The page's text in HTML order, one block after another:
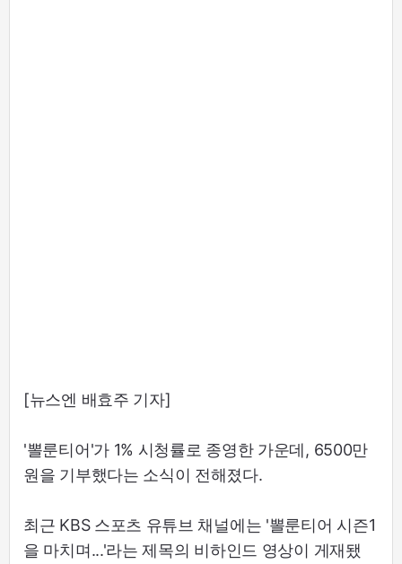
[뉴스엔 배효주 기자]
'뽈룬티어'가 1% 시청률로 종영한 가운데, 6500만
원을 기부했다는 소식이 전해졌다.
최근 KBS 스포츠 유튜브 채널에는 '뽈룬티어 시즌1
을 마치며...'라는 제목의 비하인드 영상이 게재됐